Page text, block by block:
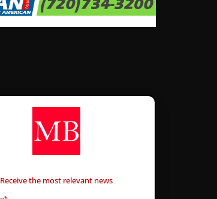
Receive the most relevant news